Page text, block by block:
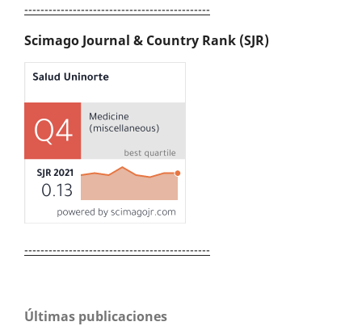
----------------------------------------------
Scimago Journal & Country Rank (SJR)
----------------------------------------------
Últimas publicaciones